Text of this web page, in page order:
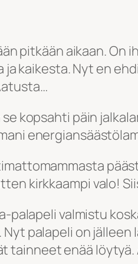
pitkään aikaan. On
kaikesta. Nyt en
kopsahti päin
kirkkaampi valo!
valmistu
palapeli on jälleen
tainneet enää